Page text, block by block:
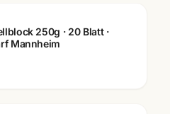
250g · 20 Blatt ·
Mannheim